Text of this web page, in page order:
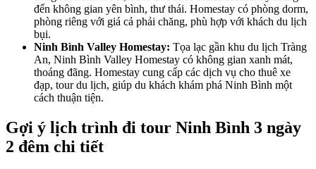
đến không gian yên bình, thư thái. Homestay có phòng dorm,
phòng riêng với giá cả phải chăng, phù hợp với khách du lịch
bụi.
Ninh Bình Valley Homestay: Tọa lạc gần khu du lịch Tràng
An, Ninh Bình Valley Homestay có không gian xanh mát,
thoáng đãng. Homestay cung cấp các dịch vụ cho thuê xe
đạp, tour du lịch, giúp du khách khám phá Ninh Bình một
cách thuận tiện.
Gợi ý lịch trình đi tour Ninh Bình 3 ngày
2 đêm chi tiết